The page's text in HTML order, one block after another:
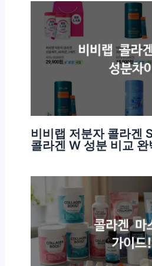
비비랩 저분자 콜라겐
콜라겐 W 성분 비교 완